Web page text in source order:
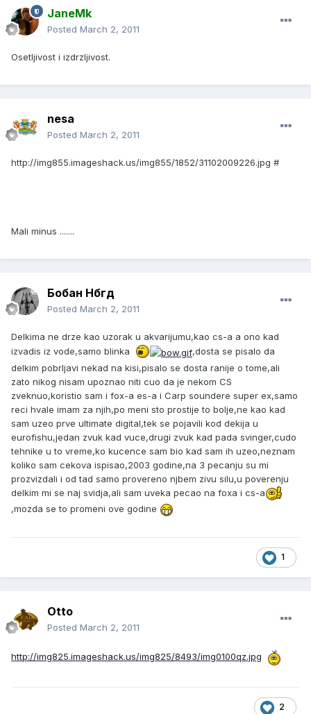
JaneMk
Posted March 2, 2011
Osetljivost i izdrzljivost.
nesa
Posted March 2, 2011
http://img855.imageshack.us/img855/1852/31102009226.jpg #
Mali minus .......
Бобан Нбгд
Posted March 2, 2011
Delkima ne drze kao uzorak u akvarijumu,kao cs-a a ono kad
izvadis iz vode,samo blinka
,dosta se pisalo da
delkim pobrljavi nekad na kisi,pisalo se dosta ranije o tome,ali
zato nikog nisam upoznao niti cuo da je nekom CS
zveknuo,koristio sam i fox-a es-a i Carp soundere super ex,samo
reci hvale imam za njih,po meni sto prostije to bolje,ne kao kad
sam uzeo prve ultimate digital,tek se pojavili kod dekija u
eurofishu,jedan zvuk kad vuce,drugi zvuk kad pada svinger,cudo
tehnike u to vreme,ko kucence sam bio kad sam ih uzeo,neznam
koliko sam cekova ispisao,2003 godine,na 3 pecanju su mi
prozvizdali i od tad samo provereno njbem zivu silu,u poverenju
delkim mi se naj svidja,ali sam uveka pecao na foxa i cs-a
,mozda se to promeni ove godine
1
Otto
Posted March 2, 2011
http://img825.imageshack.us/img825/8493/img0100qz.jpg
2